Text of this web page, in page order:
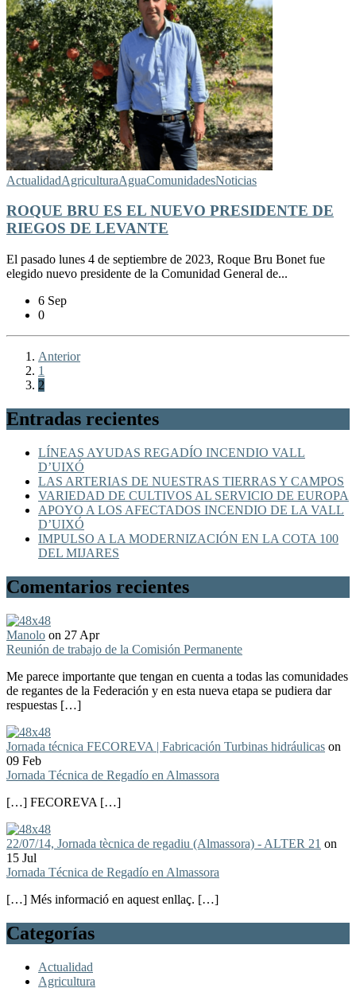
ActualidadAgriculturaAguaComunidadesNoticias
ROQUE BRU ES EL NUEVO PRESIDENTE DE
RIEGOS DE LEVANTE
El pasado lunes 4 de septiembre de 2023, Roque Bru Bonet fue
elegido nuevo presidente de la Comunidad General de...
6 Sep
0
Anterior
1
2
Entradas recientes
LÍNEAS AYUDAS REGADÍO INCENDIO VALL
D’UIXÓ
LAS ARTERIAS DE NUESTRAS TIERRAS Y CAMPOS
VARIEDAD DE CULTIVOS AL SERVICIO DE EUROPA
APOYO A LOS AFECTADOS INCENDIO DE LA VALL
D’UIXÓ
IMPULSO A LA MODERNIZACIÓN EN LA COTA 100
DEL MIJARES
Comentarios recientes
Manolo on 27 Apr
Reunión de trabajo de la Comisión Permanente
Me parece importante que tengan en cuenta a todas las comunidades
de regantes de la Federación y en esta nueva etapa se pudiera dar
respuestas […]
Jornada técnica FECOREVA | Fabricación Turbinas hidráulicas on
09 Feb
Jornada Técnica de Regadío en Almassora
[…] FECOREVA […]
22/07/14, Jornada tècnica de regadiu (Almassora) - ALTER 21 on
15 Jul
Jornada Técnica de Regadío en Almassora
[…] Més informació en aquest enllaç. […]
Categorías
Actualidad
Agricultura